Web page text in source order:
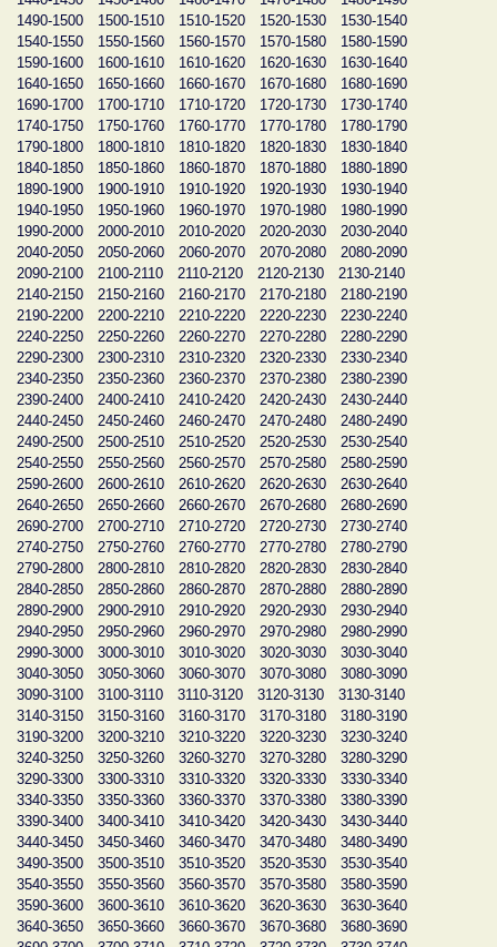
1490-1500
1500-1510 1510-1520 1520-1530
1530-1540
1540-1550
1550-1560 1560-1570 1570-1580
1580-1590
1590-1600
1600-1610 1610-1620 1620-1630
1630-1640
1640-1650
1650-1660 1660-1670 1670-1680
1680-1690
1690-1700
1700-1710 1710-1720 1720-1730
1730-1740
1740-1750
1750-1760 1760-1770 1770-1780
1780-1790
1790-1800
1800-1810 1810-1820 1820-1830
1830-1840
1840-1850
1850-1860 1860-1870 1870-1880
1880-1890
1890-1900
1900-1910 1910-1920 1920-1930
1930-1940
1940-1950
1950-1960 1960-1970 1970-1980
1980-1990
1990-2000
2000-2010 2010-2020 2020-2030
2030-2040
2040-2050
2050-2060 2060-2070 2070-2080
2080-2090
2090-2100
2100-2110 2110-2120 2120-2130
2130-2140
2140-2150
2150-2160 2160-2170 2170-2180
2180-2190
2190-2200
2200-2210 2210-2220 2220-2230
2230-2240
2240-2250
2250-2260 2260-2270 2270-2280
2280-2290
2290-2300
2300-2310 2310-2320 2320-2330
2330-2340
2340-2350
2350-2360 2360-2370 2370-2380
2380-2390
2390-2400
2400-2410 2410-2420 2420-2430
2430-2440
2440-2450
2450-2460 2460-2470 2470-2480
2480-2490
2490-2500
2500-2510 2510-2520 2520-2530
2530-2540
2540-2550
2550-2560 2560-2570 2570-2580
2580-2590
2590-2600
2600-2610 2610-2620 2620-2630
2630-2640
2640-2650
2650-2660 2660-2670 2670-2680
2680-2690
2690-2700
2700-2710 2710-2720 2720-2730
2730-2740
2740-2750
2750-2760 2760-2770 2770-2780
2780-2790
2790-2800
2800-2810 2810-2820 2820-2830
2830-2840
2840-2850
2850-2860 2860-2870 2870-2880
2880-2890
2890-2900
2900-2910 2910-2920 2920-2930
2930-2940
2940-2950
2950-2960 2960-2970 2970-2980
2980-2990
2990-3000
3000-3010 3010-3020 3020-3030
3030-3040
3040-3050
3050-3060 3060-3070 3070-3080
3080-3090
3090-3100
3100-3110 3110-3120 3120-3130
3130-3140
3140-3150
3150-3160 3160-3170 3170-3180
3180-3190
3190-3200
3200-3210 3210-3220 3220-3230
3230-3240
3240-3250
3250-3260 3260-3270 3270-3280
3280-3290
3290-3300
3300-3310 3310-3320 3320-3330
3330-3340
3340-3350
3350-3360 3360-3370 3370-3380
3380-3390
3390-3400
3400-3410 3410-3420 3420-3430
3430-3440
3440-3450
3450-3460 3460-3470 3470-3480
3480-3490
3490-3500
3500-3510 3510-3520 3520-3530
3530-3540
3540-3550
3550-3560 3560-3570 3570-3580
3580-3590
3590-3600
3600-3610 3610-3620 3620-3630
3630-3640
3640-3650
3650-3660 3660-3670 3670-3680
3680-3690